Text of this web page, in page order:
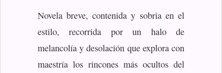
Novela breve, contenida y sobria en el
estilo, recorrida por un halo de
melancolía y desolación que explora con
maestría los rincones más ocultos del